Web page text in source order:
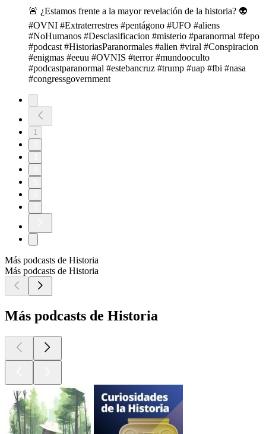
🚨 ¿Estamos frente a la mayor revelación de la historia? 👽
#OVNI #Extraterrestres #pentágono #UFO #aliens
#NoHumanos #Desclasificacion #misterio #paranormal #fepo
#podcast #HistoriasParanormales #alien #viral #Conspiracion
#enigmas #eeuu #OVNIS #terror #mundooculto
#podcastparanormal #estebancruz #trump #uap #fbi #nasa
#congressgovernment
1
Más podcasts de Historia
Más podcasts de Historia
Más podcasts de Historia